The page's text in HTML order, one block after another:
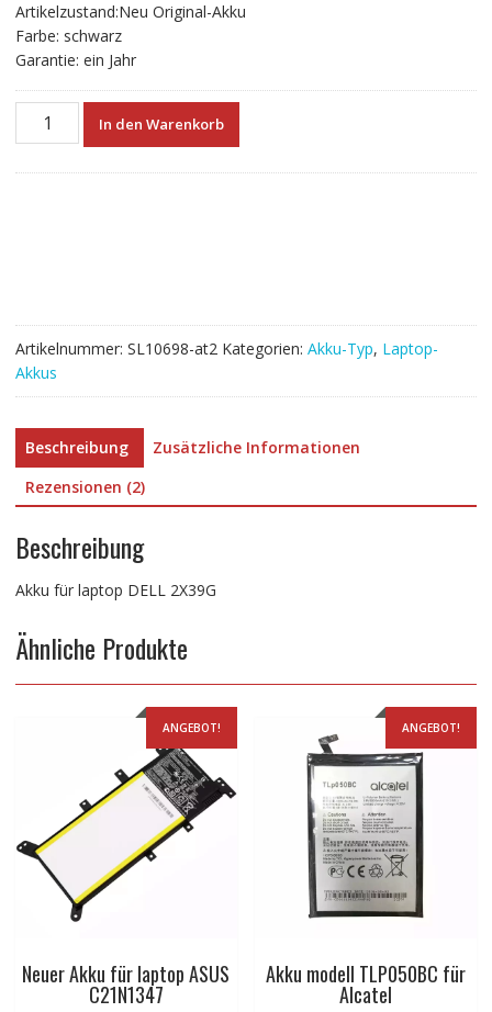
Artikelzustand:Neu Original-Akku
Farbe: schwarz
Garantie: ein Jahr
Neuer
In den Warenkorb
Artikelnummer: SL10698-at2 Kategorien: Akku-Typ, Laptop-
Akkus
Beschreibung
Zusätzliche Informationen
Rezensionen (2)
Beschreibung
Akku für laptop DELL 2X39G
Ähnliche Produkte
ANGEBOT!
Neuer Akku für laptop ASUS
C21N1347
ANGEBOT!
Akku modell TLP050BC für
Alcatel